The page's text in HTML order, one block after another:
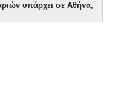
υπάρχει σε Αθήνα,